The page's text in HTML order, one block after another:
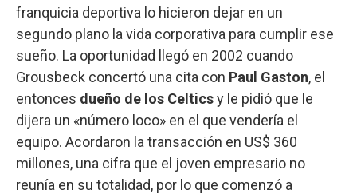
franquicia deportiva lo hicieron dejar en un
segundo plano la vida corporativa para cumplir ese
sueño. La oportunidad llegó en 2002 cuando
Grousbeck concertó una cita con Paul Gaston, el
entonces dueño de los Celticsy le pidió que le
dijera un «número loco» en el que vendería el
equipo. Acordaron la transacción en US$ 360
millones, una cifra que el joven empresario no
reunía en su totalidad, por lo que comenzó a